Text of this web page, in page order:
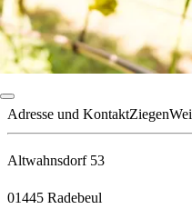
Adresse und Kontakt
Altwahnsdorf 53
01445 Radebeul